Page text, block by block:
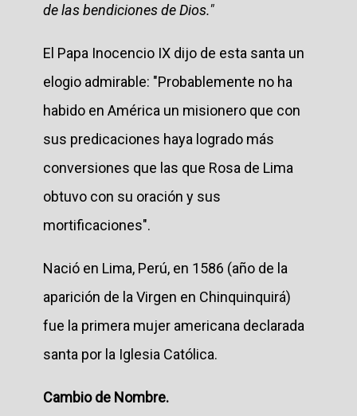
de las bendiciones de Dios."
El Papa Inocencio IX dijo de esta santa un
elogio admirable: "Probablemente no ha
habido en América un misionero que con
sus predicaciones haya logrado más
conversiones que las que Rosa de Lima
obtuvo con su oración y sus
mortificaciones".
Nació en Lima, Perú, en 1586 (año de la
aparición de la Virgen en Chinquinquirá)
fue la primera mujer americana declarada
santa por la Iglesia Católica.
Cambio de Nombre.